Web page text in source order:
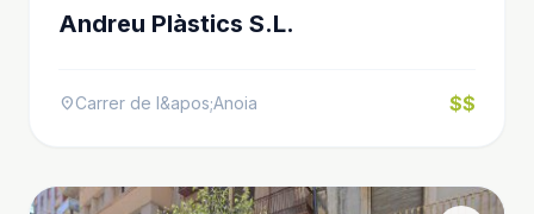
Andreu Plàstics S.L.
location_onCarrer de l&apos;Anoia $$